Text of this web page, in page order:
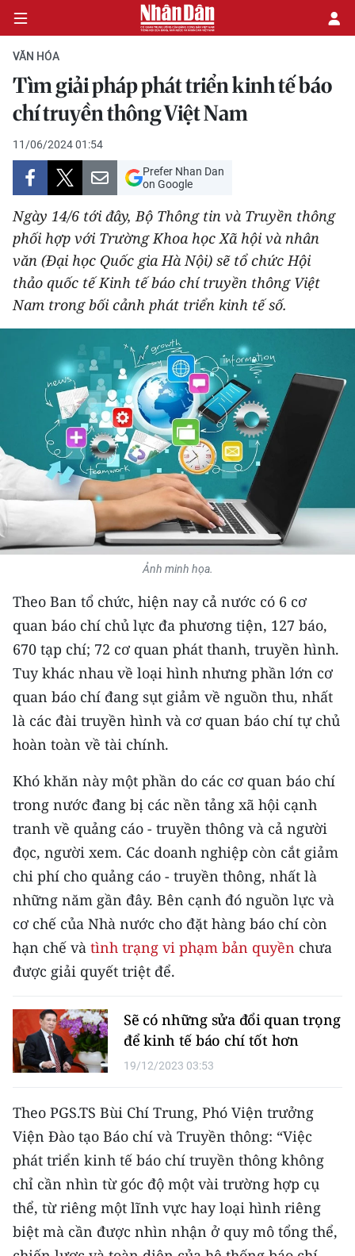
CHÍNH TRỊ
KINH TẾ
VĂN HÓA
XÃ HỘI
PHÁP LUẬT
DU LỊCH
THỂ THAO
GIÁO DỤC
KHOA HỌC - CÔNG NGHỆ
MÔI TRƯỜNG
KIỂM CHỨNG THÔNG TIN
TRI THỨC CHUYÊN SÂU
54 DÂN TỘC VIỆT NAM
CHƯƠNG TRÌNH OCOP - MỖI XÃ
MỘT SẢN PHẨM
RADIO
MEDIA CENTER
E-Magazine
Video
Media Chính trị
Media Kinh tế
Media Xã hội
Media Pháp luật
Media Du lịch
Media Thế giới
Media Thể thao
Media Giáo dục
Media Y tế
VĂN HÓA
Tìm giải pháp phát triển kinh tế báo
chí truyền thông Việt Nam
11/06/2024 01:54
Prefer Nhan Dan
on Google
Ngày 14/6 tới đây, Bộ Thông tin và Truyền thông
phối hợp với Trường Khoa học Xã hội và nhân
văn (Đại học Quốc gia Hà Nội) sẽ tổ chức Hội
thảo quốc tế Kinh tế báo chí truyền thông Việt
Nam trong bối cảnh phát triển kinh tế số.
Ảnh minh họa.
Theo Ban tổ chức, hiện nay cả nước có 6 cơ
quan báo chí chủ lực đa phương tiện, 127 báo,
670 tạp chí; 72 cơ quan phát thanh, truyền hình.
Tuy khác nhau về loại hình nhưng phần lớn cơ
quan báo chí đang sụt giảm về nguồn thu, nhất
là các đài truyền hình và cơ quan báo chí tự chủ
hoàn toàn về tài chính.
Khó khăn này một phần do các cơ quan báo chí
trong nước đang bị các nền tảng xã hội cạnh
tranh về quảng cáo - truyền thông và cả người
đọc, người xem. Các doanh nghiệp còn cắt giảm
chi phí cho quảng cáo - truyền thông, nhất là
những năm gần đây. Bên cạnh đó nguồn lực và
cơ chế của Nhà nước cho đặt hàng báo chí còn
hạn chế và tình trạng vi phạm bản quyền chưa
được giải quyết triệt để.
Sẽ có những sửa đổi quan trọng
để kinh tế báo chí tốt hơn
19/12/2023 03:53
Theo PGS.TS Bùi Chí Trung, Phó Viện trưởng
Viện Đào tạo Báo chí và Truyền thông: “Việc
phát triển kinh tế báo chí truyền thông không
chỉ cần nhìn từ góc độ một vài trường hợp cụ
thể, từ riêng một lĩnh vực hay loại hình riêng
biệt mà cần được nhìn nhận ở quy mô tổng thể,